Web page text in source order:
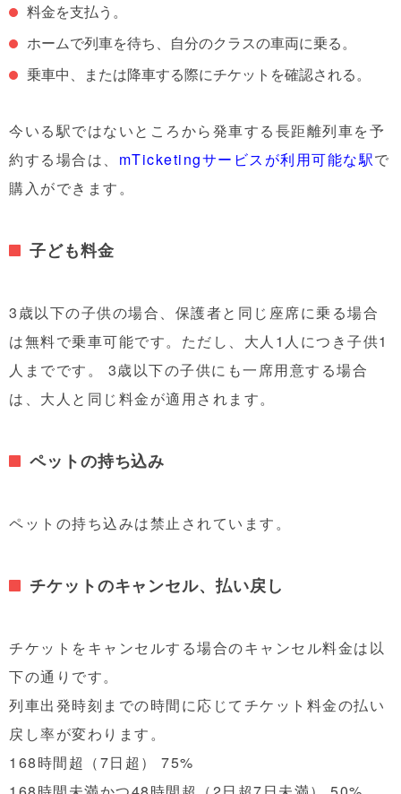
料金を支払う。
ホームで列車を待ち、自分のクラスの車両に乗る。
乗車中、または降車する際にチケットを確認される。
今いる駅ではないところから発車する長距離列車を予
約する場合は、 mTicketingサービスが利用可能な駅で
購入ができます。
子ども料金
3歳以下の子供の場合、保護者と同じ座席に乗る場合
は無料で乗車可能です。ただし、大人1人につき子供1
人までです。 3歳以下の子供にも一席用意する場合
は、大人と同じ料金が適用されます。
ペットの持ち込み
ペットの持ち込みは禁止されています。
チケットのキャンセル、払い戻し
チケットをキャンセルする場合のキャンセル料金は以
下の通りです。
列車出発時刻までの時間に応じてチケット料金の払い
戻し率が変わります。
168時間超（7日超） 75%